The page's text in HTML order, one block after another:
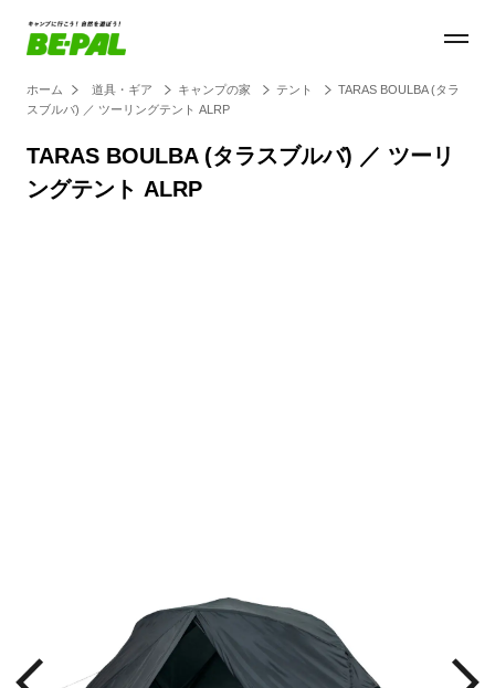
ホーム 道具・ギア キャンプの家 テント
TARAS BOULBA (タラ
スブルバ) ／ ツーリングテント ALRP
TARAS BOULBA (タラスブルバ) ／ ツーリ
ングテント ALRP